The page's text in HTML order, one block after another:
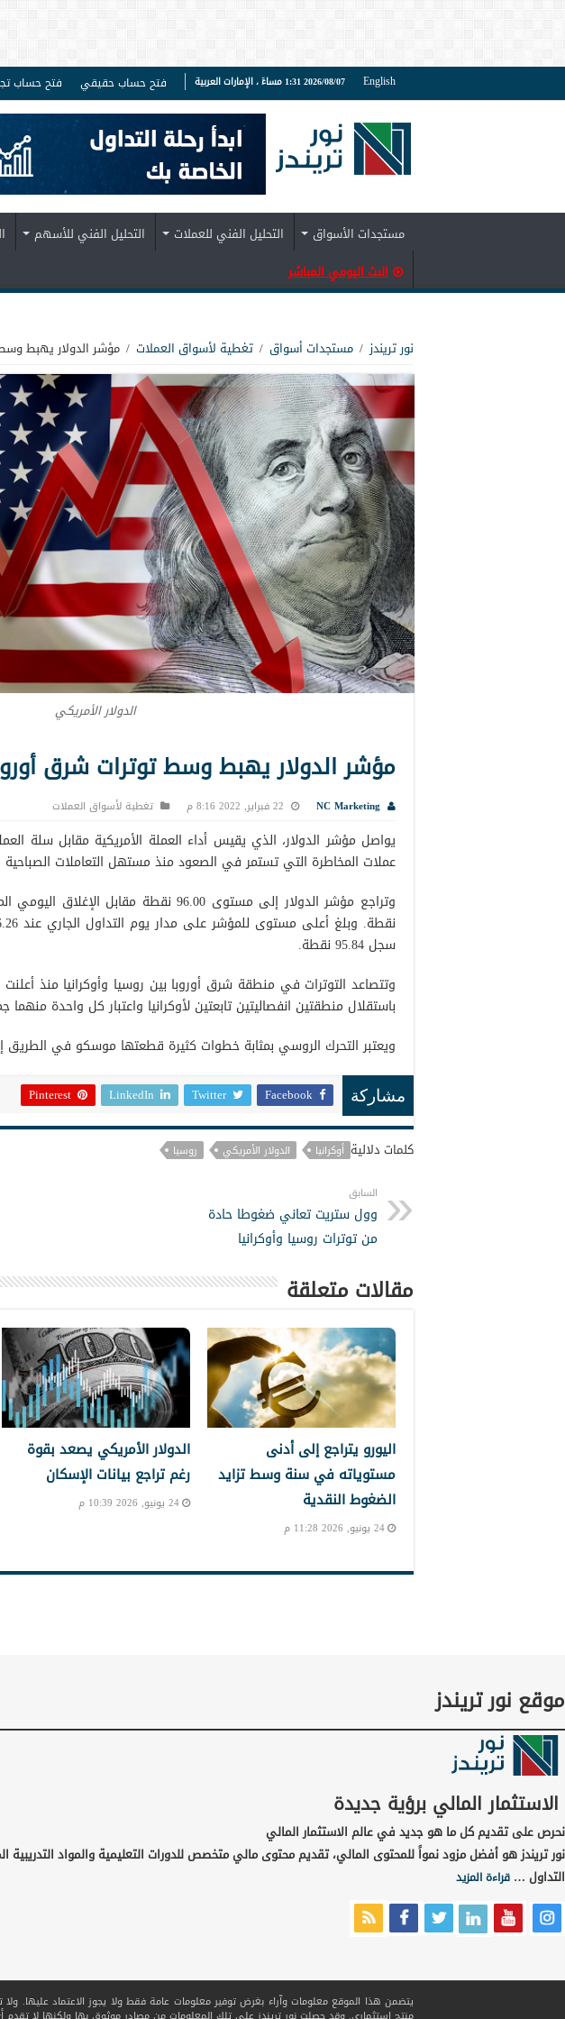
English 2026/08/07 1:31 مساءً ، الإمارات العربية فتح حساب حقيقي فتح حساب
مستجدات الأسواق التحليل الفني للعملات التحليل الفني للأسهم
البث اليومي المباشر
نور تريندز / مستجدات أسواق / تغطية لأسواق العملات / مؤشر الدولار يهبط
الدولار الأمريكي
مؤشر الدولار يهبط وسط توترات شرق
NC Marketing 22 فبراير, 2022 8:16 م تغطية لأسواق العملات
يواصل مؤشر الدولار، الذي يقيس أداء العملة الأمريكية مقابل سلة
عملات المخاطرة التي تستمر في الصعود منذ مستهل التعاملات الصباحية
سجل 95.84 نقطة.
وتتصاعد التوترات في منطقة شرق أوروبا بين روسيا وأوكرانيا منذ أعلنت
باستقلال منطقتين انفصاليتين تابعتين لأوكرانيا واعتبار كل واحدة
ويعتبر التحرك الروسي بمثابة خطوات كثيرة قطعتها موسكو في الطريق
مشاركة Facebook
Twitter
LinkedIn
Pinterest
كلمات دلالية أوكرانيا الدولار الأمريكي روسيا
السابق
وول ستريت تعاني ضغوطا حادة
من توترات روسيا وأوكرانيا
مقالات متعلقة
اليورو يتراجع إلى أدنى
مستوياته في سنة وسط تزايد
الضغوط النقدية
24 يونيو, 2026 11:28 م
الدولار الأمريكي يصعد بقوة
رغم تراجع بيانات الإسكان
24 يونيو, 2026 10:39 م
موقع نور تريندز
الاستثمار المالي برؤية جديدة
نحرص على تقديم كل ما هو جديد في عالم الاستثمار المالي
نور تريندز هو أفضل مزود نمواً للمحتوى المالي، تقديم محتوى مالي متخصص للدورات التعليمية والمواد
التداول … قراءة المزيد
يتضمن هذا الموقع معلومات وآراء بغرض توفير معلومات عامة فقط ولا يجوز الاعتماد عليها. ولا